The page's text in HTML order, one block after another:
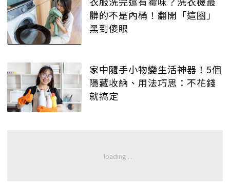
髒的不是內桶！翻開「這圈」
黑到傻眼
家中隨手小物變生活神器！5個
隱藏收納、用法巧思：不花錢
就搞定